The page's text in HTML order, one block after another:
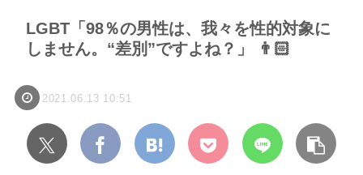
LGBT「98％の男性は、我々を性的対象に
しません。“差別”ですよね？」 👨🏻
2021.06.13 10:51